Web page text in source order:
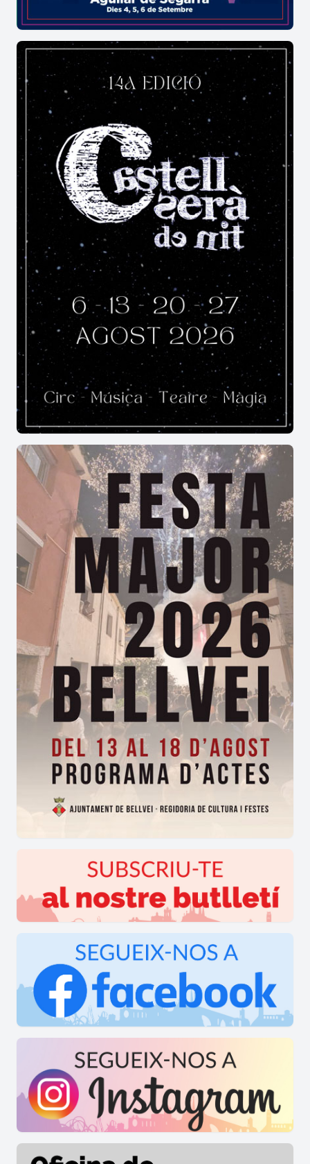
dels escenaris permet comprovar com Castellvell
del Camp s'omple d'una energia festiva i
respectuosa que convida a gaudir del ritme de
forma pausada.
Un altaveu de talent i futur a
Castellvell del Camp
L'èxit consolidat d'aquest cicle musical rau en la
implicació del teixit social i els amants de la
cultura de Castellvell del Camp. Gràcies a aquest
suport incondicional, la localitat esdevé un
aparador ideal tant per a figures consagrades
com per a nous creadors. Aquesta vibrant aposta
pel dinamisme sonor no només enriqueix l'oferta
d'oci estiuenca de Castellvell del Camp, sinó que
enforteix l'orgull de pertinença de tota una
comunitat que vibra unida a cada compàs.
Més informació